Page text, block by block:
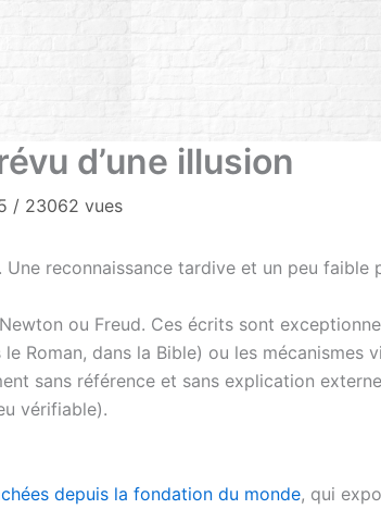
d’une illusion
/ 23062 vues
Une reconnaissance tardive et un peu
ou Freud. Ces écrits sont
Roman, dans la Bible) ou les mécanismes
sans référence et sans explication
vérifiable).
depuis la fondation du monde, qui